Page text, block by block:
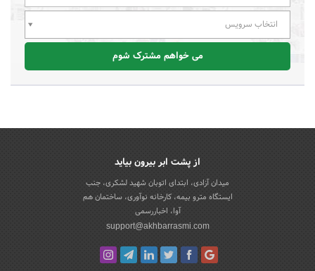
انتخاب سرویس
می خواهم مشترک شوم
از پشت ابر بیرون بیاید
میدان آزادی، ابتدای اتوبان شهید لشکری، جنب
ایستگاه مترو بیمه، کارخانه نوآوری، ساختمان هم
آوا، اخباررسمی
support@akhbarrasmi.com